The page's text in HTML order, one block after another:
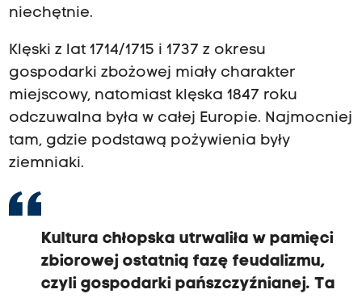
niechętnie.
Klęski z lat 1714/1715 i 1737 z okresu
gospodarki zbożowej miały charakter
miejscowy, natomiast klęska 1847 roku
odczuwalna była w całej Europie. Najmocniej
tam, gdzie podstawą pożywienia były
ziemniaki.
Kultura chłopska utrwaliła w pamięci
zbiorowej ostatnią fazę feudalizmu,
czyli gospodarki pańszczyźnianej. Ta